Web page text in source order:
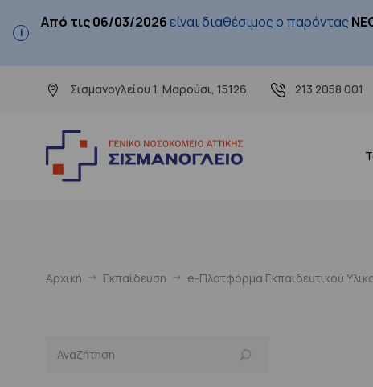
Από τις 06/03/2026 είναι διαθέσιμος ο παρόντας
Σισμανογλείου 1, Μαρούσι, 15126 213 2058 001
Αρχική Εκπαίδευση e-Πλατφόρμα Εκπαιδευτικού